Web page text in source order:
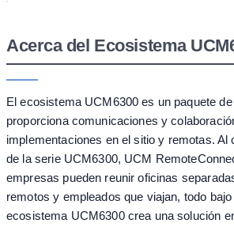
Acerca del Ecosistema
El ecosistema UCM6300 es un paquete
proporciona comunicaciones y
implementaciones en el sitio y remotas. Al
de la serie UCM6300, UCM
empresas pueden reunir oficinas
remotos y empleados que viajan, todo
ecosistema UCM6300 crea una solución